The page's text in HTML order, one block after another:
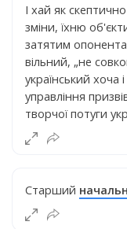
І хай як
зміни, їхню
затятим
вільний, „не
український
управління
творчої потуги
Старший